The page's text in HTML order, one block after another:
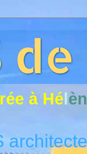
ée à Hé èn
architecte